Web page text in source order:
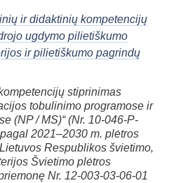
ir didaktinių kompetencijų
ugdymo pilietiškumo
ir pilietiškumo pagrindų
stiprinimas
tobulinimo programose ir
(NP / MS)“ (Nr. 10-046-P-
2021–2030 m. plėtros
Respublikos švietimo,
Švietimo plėtros
Nr. 12-003-03-06-01